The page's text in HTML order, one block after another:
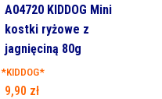
A04720 KIDDOG Mini
kostki ryżowe z
jagnięciną 80g
*KIDDOG*
9,90 zł